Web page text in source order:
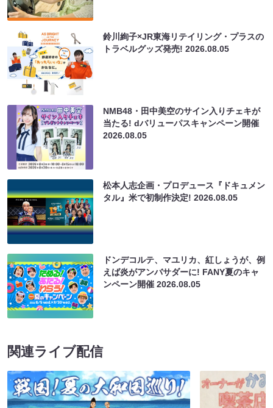
鈴川絢子×JR東海リテイリング・プラスの
トラベルグッズ発売!2026.08.05
NMB48・田中美空のサイン入りチェキが
当たる! dバリューパスキャンペーン開催
2026.08.05
松本人志企画・プロデュース『ドキュメン
タル』米で初制作決定!2026.08.05
ドンデコルテ、マユリカ、紅しょうが、例
えば炎がアンバサダーに! FANY夏のキャ
ンペーン開催2026.08.05
関連ライブ配信